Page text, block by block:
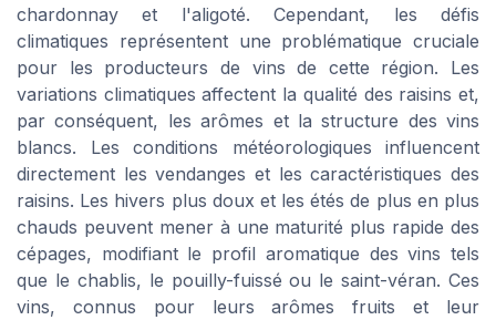
chardonnay et l'aligoté. Cependant, les défis
climatiques représentent une problématique cruciale
pour les producteurs de vins de cette région. Les
variations climatiques affectent la qualité des raisins et,
par conséquent, les arômes et la structure des vins
blancs. Les conditions météorologiques influencent
directement les vendanges et les caractéristiques des
raisins. Les hivers plus doux et les étés de plus en plus
chauds peuvent mener à une maturité plus rapide des
cépages, modifiant le profil aromatique des vins tels
que le chablis, le pouilly-fuissé ou le saint-véran. Ces
vins, connus pour leurs arômes fruits et leur